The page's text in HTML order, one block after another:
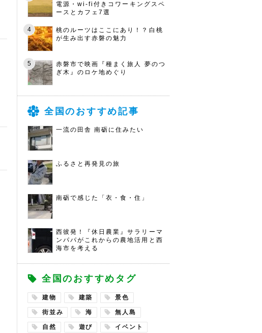
電源・wi-fi付きコワーキングスペ
ースとカフェ7選
桃のルーツはここにあり！？白桃
が生み出す赤磐の魅力
赤磐市で映画『種まく旅人 夢のつ
ぎ木』のロケ地めぐり
全国のおすすめ記事
一流の田舎 南砺に住みたい
ふるさと再発見の旅
南砺で感じた「衣・食・住」
西彼発！『休日農業』サラリーマ
ンパパがこれからの農地活用と西
海市を考える
全国のおすすめタグ
建物 建築 景色
街並み 海 無人島
自然 遊び イベント